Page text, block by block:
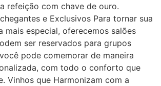
refeição com chave de ouro.
e Exclusivos Para tornar sua
mais especial, oferecemos salões
ser reservados para grupos
pode comemorar de maneira
com todo o conforto que
Vinhos que Harmonizam com a